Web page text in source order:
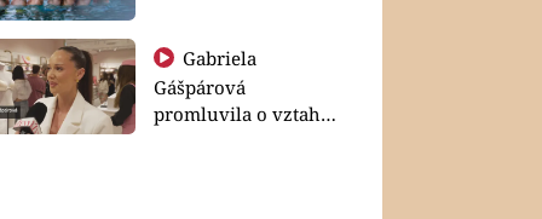
Gabriela
Gášpárová
promluvila o vztahu